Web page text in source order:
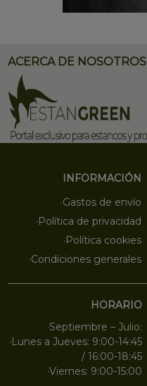
ACERCA DE NOSOTROS
INFORMACIÓN
·Gastos de envío
·Política de privacidad
·Política cookies
·Condiciones generales
HORARIO
·Septiembre – Julio:
·Lunes a Jueves: 9:00-14:45
/ 16:00-18:45
·Viernes: 9:00-15:00